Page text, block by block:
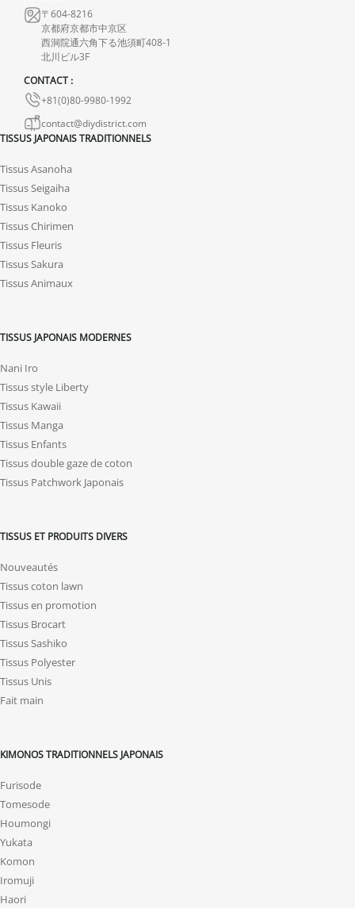
〒604-8216
京都府京都市中京区
西洞院通六角下る池須町408-1
北川ビル3F
CONTACT :
+81(0)80-9980-1992
contact@diydistrict.com
TISSUS JAPONAIS TRADITIONNELS
Tissus Asanoha
Tissus Seigaiha
Tissus Kanoko
Tissus Chirimen
Tissus Fleuris
Tissus Sakura
Tissus Animaux
TISSUS JAPONAIS MODERNES
Nani Iro
Tissus style Liberty
Tissus Kawaii
Tissus Manga
Tissus Enfants
Tissus double gaze de coton
Tissus Patchwork Japonais
TISSUS ET PRODUITS DIVERS
Nouveautés
Tissus coton lawn
Tissus en promotion
Tissus Brocart
Tissus Sashiko
Tissus Polyester
Tissus Unis
Fait main
KIMONOS TRADITIONNELS JAPONAIS
Furisode
Tomesode
Houmongi
Yukata
Komon
Iromuji
Haori